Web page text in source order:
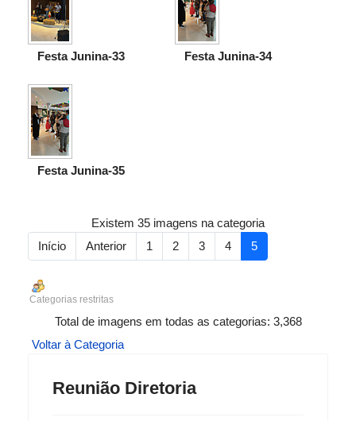
Festa Junina-33 Festa Junina-34
Festa Junina-35
Existem 35 imagens na categoria
Início
Anterior 1 2 3 4 5
Categorias restritas
Total de imagens em todas as categorias: 3,368
Voltar à Categoria
Reunião Diretoria